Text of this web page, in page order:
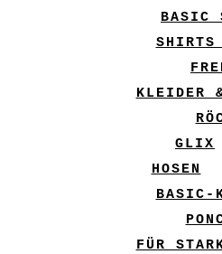
BASIC
SHIRTS
KLEIDER
GLIX
HOSEN
BASIC-
FÜR